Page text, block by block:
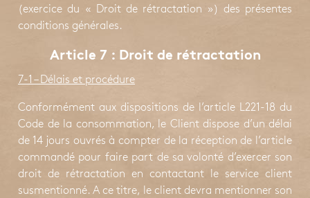
(exercice du « Droit de rétractation ») des présentes
conditions générales.
Article 7 : Droit de rétractation
7-1 – Délais et procédure
Conformément aux dispositions de l’article L221-18 du
Code de la consommation, le Client dispose d’un délai
de 14 jours ouvrés à compter de la réception de l’article
commandé pour faire part de sa volonté d’exercer son
droit de rétractation en contactant le service client
susmentionné. A ce titre, le client devra mentionner son